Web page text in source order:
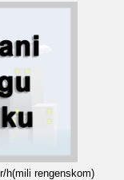
h(mili rengenskom)